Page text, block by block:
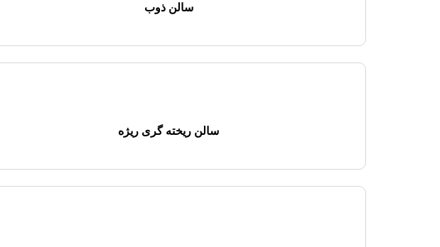
سالن ذوب
سالن ریخته گری ریژه